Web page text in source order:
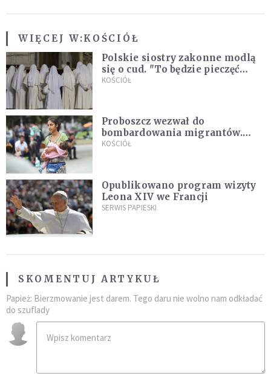
WIĘCEJ W:KOŚCIÓŁ
Polskie siostry zakonne modlą
się o cud. "To będzie pieczęć
Pana Boga dla naszej wiary"
KOŚCIÓŁ
Proboszcz wezwał do
bombardowania migrantów.
"Masowy ogień przeciwko
KOŚCIÓŁ
Opublikowano program wizyty
Leona XIV we Francji
SERWIS PAPIESKI
SKOMENTUJ ARTYKUŁ
Papież: Bierzmowanie jest darem. Tego daru nie wolno nam odkładać
do szuflady